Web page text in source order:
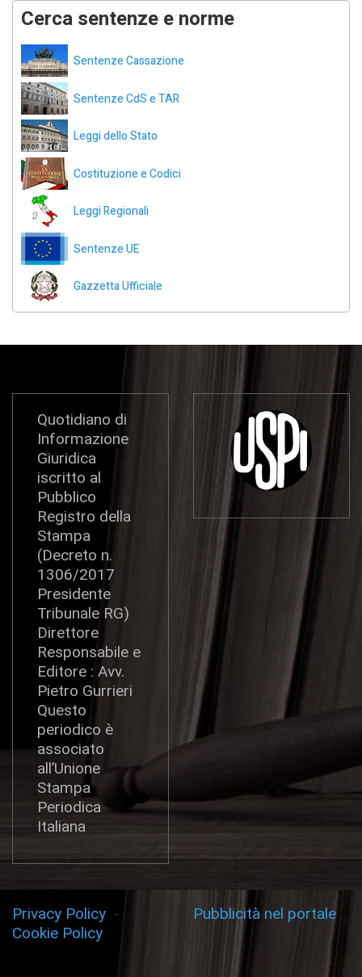
Cerca sentenze e norme
Sentenze Cassazione
Sentenze CdS e TAR
Leggi dello Stato
Costituzione e Codici
Leggi Regionali
Sentenze UE
Gazzetta Ufficiale
Quotidiano di
Informazione
Giuridica
iscritto al
Pubblico
Registro della
Stampa
(Decreto n.
1306/2017
Presidente
Tribunale RG)
Direttore
Responsabile e
Editore : Avv.
Pietro Gurrieri
Questo
periodico è
associato
all’Unione
Stampa
Periodica
Italiana
Privacy Policy -
Cookie Policy
Pubblicità nel portale